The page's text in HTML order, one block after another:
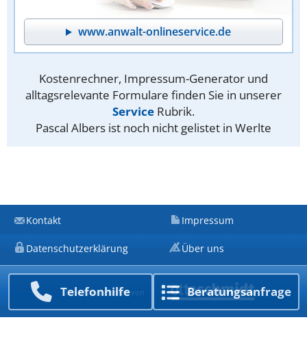
www.anwalt-onlineservice.de
Kostenrechner, Impressum-Generator und
alltagsrelevante Formulare finden Sie in unserer
Service Rubrik.
Pascal Albers ist noch nicht gelistet in Werlte
Telefon­hilfe Beratungs­anfrage
Kontakt Impressum
Datenschutzerklärung Über uns
Ein Unternehmen von